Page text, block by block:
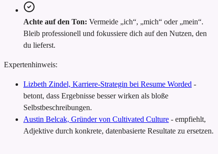
Achte auf den Ton: Vermeide „ich“, „mich“ oder „mein“.
Bleib professionell und fokussiere dich auf den Nutzen, den
du lieferst.
Expertenhinweis:
Lizbeth Zindel, Karriere-Strategin bei Resume Worded -
betont, dass Ergebnisse besser wirken als bloße
Selbstbeschreibungen.
Austin Belcak, Gründer von Cultivated Culture - empfiehlt,
Adjektive durch konkrete, datenbasierte Resultate zu ersetzen.